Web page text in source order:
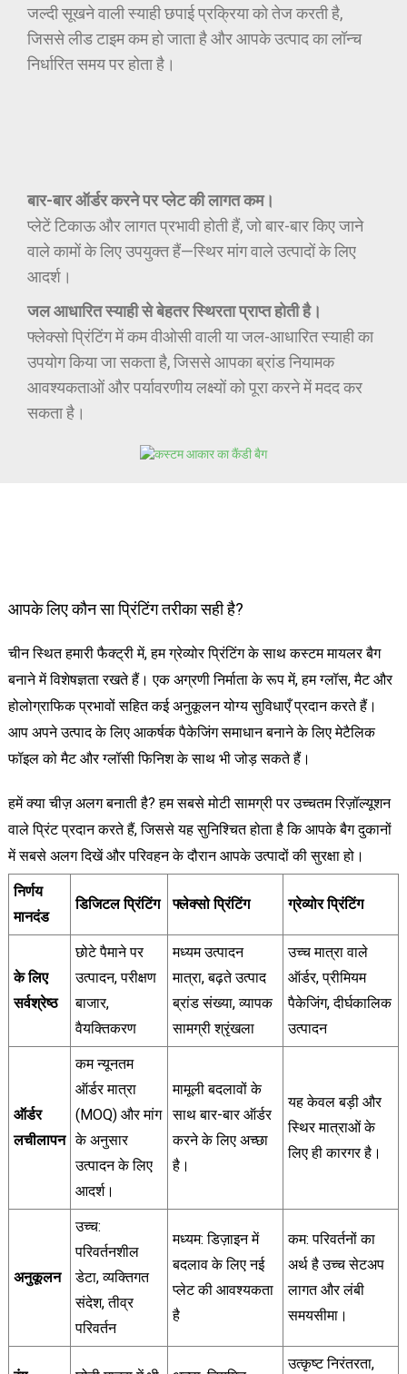
जल्दी सूखने वाली स्याही छपाई प्रक्रिया को तेज करती है,
जिससे लीड टाइम कम हो जाता है और आपके उत्पाद का लॉन्च
निर्धारित समय पर होता है।
बार-बार ऑर्डर करने पर प्लेट की लागत कम।
प्लेटें टिकाऊ और लागत प्रभावी होती हैं, जो बार-बार किए जाने
वाले कामों के लिए उपयुक्त हैं—स्थिर मांग वाले उत्पादों के लिए
आदर्श।
जल आधारित स्याही से बेहतर स्थिरता प्राप्त होती है।
फ्लेक्सो प्रिंटिंग में कम वीओसी वाली या जल-आधारित स्याही का
उपयोग किया जा सकता है, जिससे आपका ब्रांड नियामक
आवश्यकताओं और पर्यावरणीय लक्ष्यों को पूरा करने में मदद कर
सकता है।
आपके लिए कौन सा प्रिंटिंग तरीका सही है?
चीन स्थित हमारी फैक्ट्री में, हम ग्रेव्योर प्रिंटिंग के साथ कस्टम मायलर बैग
बनाने में विशेषज्ञता रखते हैं। एक अग्रणी निर्माता के रूप में, हम ग्लॉस, मैट और
होलोग्राफिक प्रभावों सहित कई अनुकूलन योग्य सुविधाएँ प्रदान करते हैं।
आप अपने उत्पाद के लिए आकर्षक पैकेजिंग समाधान बनाने के लिए मेटैलिक
फॉइल को मैट और ग्लॉसी फिनिश के साथ भी जोड़ सकते हैं।
हमें क्या चीज़ अलग बनाती है? हम सबसे मोटी सामग्री पर उच्चतम रिज़ॉल्यूशन
वाले प्रिंट प्रदान करते हैं, जिससे यह सुनिश्चित होता है कि आपके बैग दुकानों
में सबसे अलग दिखें और परिवहन के दौरान आपके उत्पादों की सुरक्षा हो।
निर्णय
मानदंड
डिजिटल प्रिंटिंग फ्लेक्सो प्रिंटिंग ग्रेव्योर प्रिंटिंग
के लिए
सर्वश्रेष्ठ
छोटे पैमाने पर
उत्पादन, परीक्षण
बाजार,
वैयक्तिकरण
मध्यम उत्पादन
मात्रा, बढ़ते उत्पाद
ब्रांड संख्या, व्यापक
सामग्री श्रृंखला
उच्च मात्रा वाले
ऑर्डर, प्रीमियम
पैकेजिंग, दीर्घकालिक
उत्पादन
ऑर्डर
लचीलापन
कम न्यूनतम
ऑर्डर मात्रा
(MOQ) और मांग
के अनुसार
उत्पादन के लिए
आदर्श।
मामूली बदलावों के
साथ बार-बार ऑर्डर
करने के लिए अच्छा
है।
यह केवल बड़ी और
स्थिर मात्राओं के
लिए ही कारगर है।
अनुकूलन
उच्च:
परिवर्तनशील
डेटा, व्यक्तिगत
संदेश, तीव्र
परिवर्तन
मध्यम: डिज़ाइन में
बदलाव के लिए नई
प्लेट की आवश्यकता
है
कम: परिवर्तनों का
अर्थ है उच्च सेटअप
लागत और लंबी
समयसीमा।
उत्कृष्ट निरंतरता,